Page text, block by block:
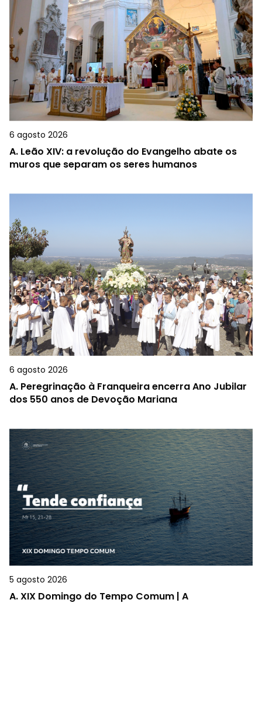
6 agosto 2026
A. Leão XIV: a revolução do Evangelho abate os
muros que separam os seres humanos
6 agosto 2026
A. Peregrinação à Franqueira encerra Ano Jubilar
dos 550 anos de Devoção Mariana
5 agosto 2026
A.XIX Domingo do Tempo Comum | A